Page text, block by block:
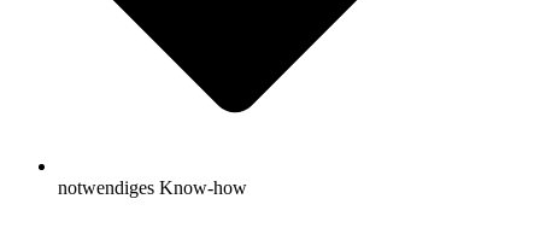
notwendiges Know-how